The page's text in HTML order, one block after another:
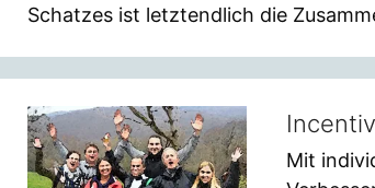
Schatzes ist letztendlich die
Mit